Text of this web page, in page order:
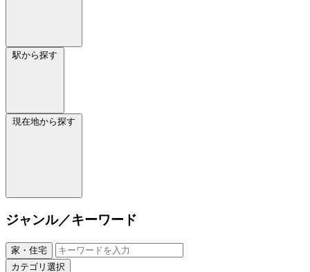
駅から探す
現在地から探す
ジャンル／キーワード
家・住宅
カテゴリ選択